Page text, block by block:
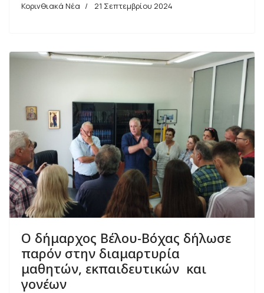
Κορινθιακά Νέα 21 Σεπτεμβρίου 2024
Ο δήμαρχος Βέλου-Βόχας δήλωσε
παρόν στην διαμαρτυρία
μαθητών, εκπαιδευτικών και
γονέων